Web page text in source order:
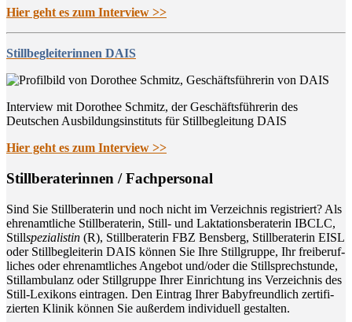
Hier geht es zum Interview >>
Stillbegleiterinnen DAIS
Interview mit Dorothee Schmitz, der Geschäftsführerin des
Deutschen Ausbildungsinstituts für Stillbegleitung DAIS
Hier geht es zum Interview >>
Still­be­ra­te­rin­nen / Fachpersonal
Sind Sie Still­be­ra­te­rin und noch nicht im Ver­zeich­nis regis­triert? Als
ehren­amt­li­che Still­be­ra­te­rin, Still- und Lak­ta­ti­ons­be­ra­te­rin IBCLC,
Stillspe­zia­lis­tin (R), Still­be­ra­te­rin FBZ Bens­berg, Still­be­ra­te­rin EISL
oder Still­be­glei­te­rin DAIS kön­nen Sie Ihre Still­grup­pe, Ihr frei­be­ruf­
li­ches oder ehren­amt­li­ches Ange­bot und/oder die Still­sprech­stun­de,
Still­am­bu­lanz oder Still­grup­pe Ihrer Ein­rich­tung ins Ver­zeich­nis des
Still-Lexi­kons ein­tra­gen. Den Ein­trag Ihrer Baby­freund­lich zer­ti­fi­
zier­ten Kli­nik kön­nen Sie außer­dem indi­vi­du­ell gestalten.